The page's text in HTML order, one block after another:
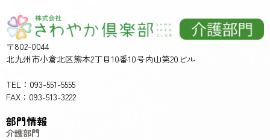
〒802-0044
北九州市小倉北区熊本2丁目10番10号内山第20ビル
TEL：093-551-5555
FAX：093-513-3222
部門情報
介護部門